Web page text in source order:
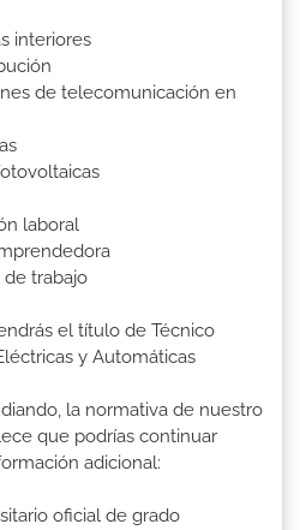
interiores
de telecomunicación en
laboral
trabajo
el título de Técnico
y Automáticas
la normativa de nuestro
que podrías continuar
adicional:
oficial de grado